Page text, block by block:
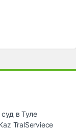
в Туле
TralServiece